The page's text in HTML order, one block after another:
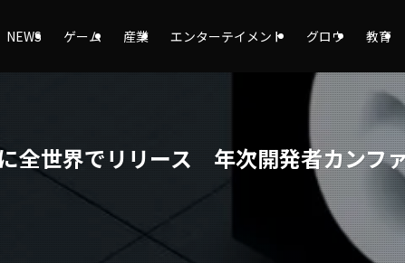
NEWS ゲーム 産業 エンターテイメント グロウ 教育
全世界でリリース 年次開発者カンフ